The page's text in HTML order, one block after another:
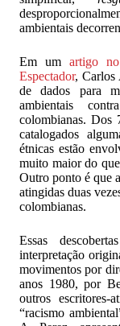
ambientais
Em um artigo
Espectador, Carlos
de dados para
ambientais
colombianas. Dos
catalogados
étnicas estão
muito maior do
Outro ponto é que
atingidas duas
colombianas.
Essas
interpretação
movimentos por
anos 1980, por
outros
“racismo